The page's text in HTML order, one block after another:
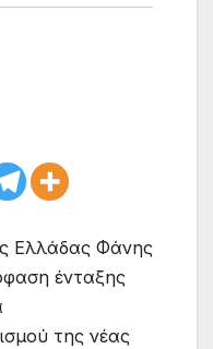
Ελλάδας Φάνης
ένταξης
της νέας